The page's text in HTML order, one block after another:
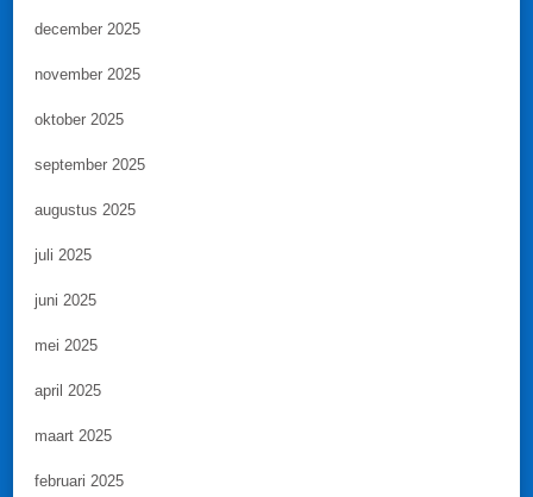
december 2025
november 2025
oktober 2025
september 2025
augustus 2025
juli 2025
juni 2025
mei 2025
april 2025
maart 2025
februari 2025